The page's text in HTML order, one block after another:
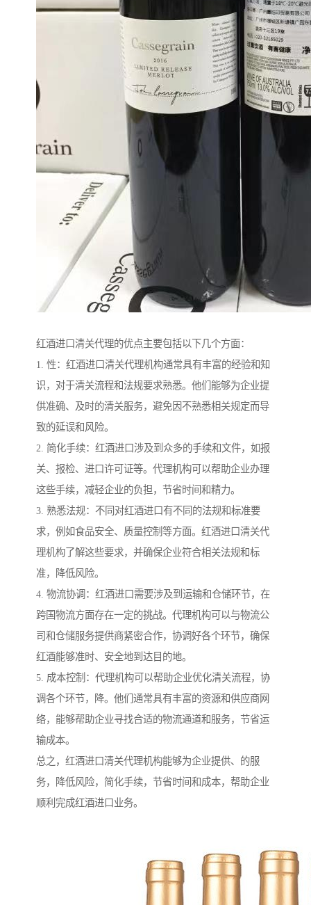
红酒进口清关代理的优点主要包括以下几个方面：
1. 性：红酒进口清关代理机构通常具有丰富的经验和知
识，对于清关流程和法规要求熟悉。他们能够为企业提
供准确、及时的清关服务，避免因不熟悉相关规定而导
致的延误和风险。
2. 简化手续：红酒进口涉及到众多的手续和文件，如报
关、报检、进口许可证等。代理机构可以帮助企业办理
这些手续，减轻企业的负担，节省时间和精力。
3. 熟悉法规：不同对红酒进口有不同的法规和标准要
求，例如食品安全、质量控制等方面。红酒进口清关代
理机构了解这些要求，并确保企业符合相关法规和标
准，降低风险。
4. 物流协调：红酒进口需要涉及到运输和仓储环节，在
跨国物流方面存在一定的挑战。代理机构可以与物流公
司和仓储服务提供商紧密合作，协调好各个环节，确保
红酒能够准时、安全地到达目的地。
5. 成本控制：代理机构可以帮助企业优化清关流程，协
调各个环节，降。他们通常具有丰富的资源和供应商网
络，能够帮助企业寻找合适的物流通道和服务，节省运
输成本。
总之，红酒进口清关代理机构能够为企业提供、的服
务，降低风险，简化手续，节省时间和成本，帮助企业
顺利完成红酒进口业务。